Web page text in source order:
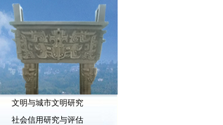
文明与城市文明研究
社会信用研究与评估